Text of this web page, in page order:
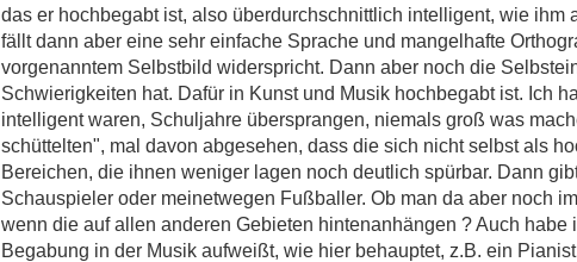
das er hochbegabt ist, also überdurchschnittlich intelligent, wie
fällt dann aber eine sehr einfache Sprache und mangelhafte
vorgenanntem Selbstbild widerspricht. Dann aber noch die
Schwierigkeiten hat. Dafür in Kunst und Musik hochbegabt ist. Ich
intelligent waren, Schuljahre übersprangen, niemals groß was
schüttelten", mal davon abgesehen, dass die sich nicht selbst als
Bereichen, die ihnen weniger lagen noch deutlich spürbar. Dann
Schauspieler oder meinetwegen Fußballer. Ob man da aber noch
wenn die auf allen anderen Gebieten hintenanhängen ? Auch
Begabung in der Musik aufweißt, wie hier behauptet, z.B. ein